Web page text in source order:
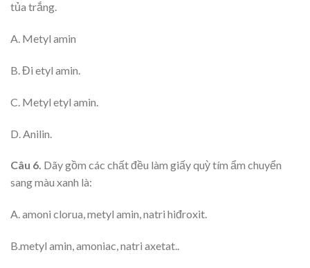
tủa trắng.
A. Metyl amin
B. Đi etyl amin.
C. Metyl etyl amin.
D. Anilin.
Câu 6. Dãy gồm các chất đều làm giấy quỳ tím ẩm chuyển
sang màu xanh là:
A. amoni clorua, metyl amin, natri hiđroxit.
B.metyl amin, amoniac, natri axetat..